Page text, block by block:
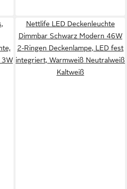
3W
Nettlife LED Deckenleuchte
Dimmbar Schwarz Modern 46W
2-Ringen Deckenlampe, LED fest
integriert, Warmweiß Neutralweiß
Kaltweiß